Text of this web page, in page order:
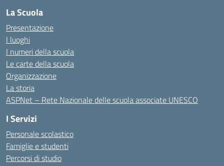
La Scuola
Presentazione
I luoghi
I numeri della scuola
Le carte della scuola
Organizzazione
La storia
ASPNet – Rete Nazionale delle scuola associate UNESCO
I Servizi
Personale scolastico
Famiglie e studenti
Percorsi di studio